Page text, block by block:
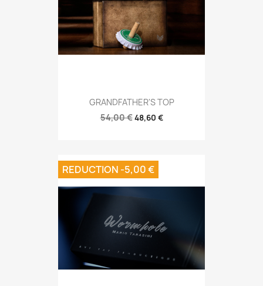
GRANDFATHER'S TOP
54,00 €48,60 €
REDUCTION -5,00 €